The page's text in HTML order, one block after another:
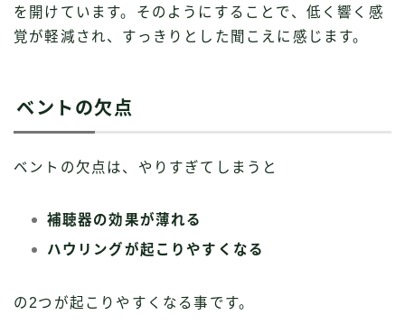
を開けています。そのようにすることで、低く響く感
覚が軽減され、すっきりとした聞こえに感じます。
ベントの欠点
ベントの欠点は、やりすぎてしまうと
補聴器の効果が薄れる
ハウリングが起こりやすくなる
の2つが起こりやすくなる事です。